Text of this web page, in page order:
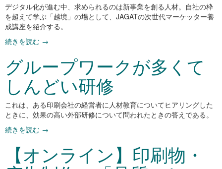
デジタル化が進む中、求められるのは新事業を創る人材。自社の枠
を超えて学ぶ「越境」の場として、JAGATの次世代マーケッター養
成講座を紹介する。
続きを読む →
グループワークが多くて
しんどい研修
これは、ある印刷会社の経営者に人材教育についてヒアリングした
ときに、効果の高い外部研修について問われたときの答えである。
続きを読む →
【オンライン】印刷物・